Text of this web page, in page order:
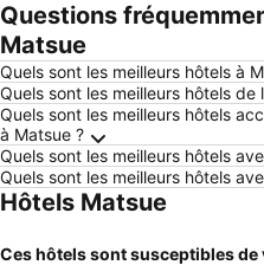
Questions
Matsue
Quels sont les meilleurs hôtels à
Quels sont les meilleurs hôtels de
Quels sont les meilleurs hôtels
à Matsue ?
Quels sont les meilleurs hôtels
Quels sont les meilleurs hôtels
Hôtels Matsue
Ces hôtels sont susceptibles de